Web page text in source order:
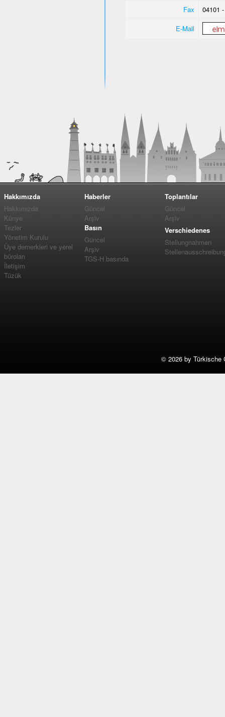
Fax
04101
E-Mail
Hakkımızda
Hakkımızda
Künye
Tezler
Yönetim Kurulu
Üye dernerkleri ve yerel
büroları
İletişim
Tüzük
Haberler
Güncel
Arşiv
Basın
Güncel
Arşiv
TGS-H basında
Toplantılar
Güncel
Arşiv
Verschiedenes
Stellungnahmen
© 2026 by Türkische